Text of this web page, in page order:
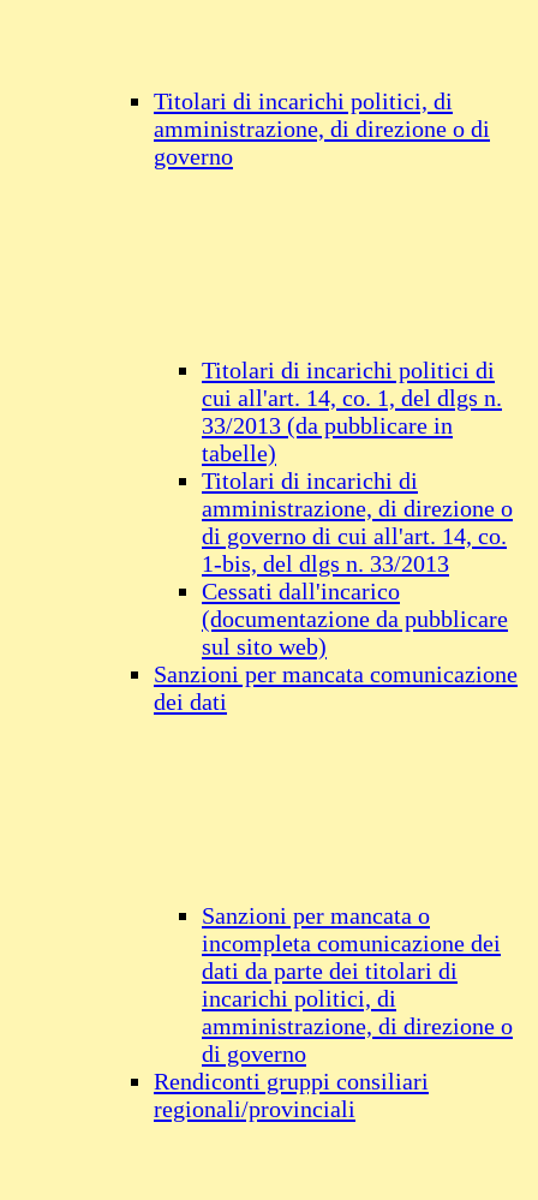
Titolari di incarichi politici, di
amministrazione, di direzione o di
governo
Titolari di incarichi politici di
cui all'art. 14, co. 1, del dlgs n.
33/2013 (da pubblicare in
tabelle)
Titolari di incarichi di
amministrazione, di direzione o
di governo di cui all'art. 14, co.
1-bis, del dlgs n. 33/2013
Cessati dall'incarico
(documentazione da pubblicare
sul sito web)
Sanzioni per mancata comunicazione
dei dati
Sanzioni per mancata o
incompleta comunicazione dei
dati da parte dei titolari di
incarichi politici, di
amministrazione, di direzione o
di governo
Rendiconti gruppi consiliari
regionali/provinciali